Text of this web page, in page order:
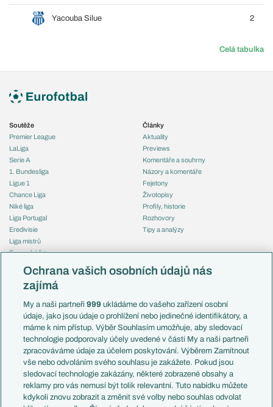
Yacouba Silue 2
Celá tabulka
Soutěže
Premier League
LaLiga
Serie A
1. Bundesliga
Ligue 1
Chance Liga
Niké liga
Liga Portugal
Eredivisie
Liga mistrů
Evropská liga
Mistrovství světa
Liga národů
Témata
Představení týmů MS
EuroSkauting
PL v kostce
Evropské koeficienty
Přestupy
Přestupové spekulace
Zranění
Články
Aktuality
Previews
Komentáře a souhrny
Názory a komentáře
Fejetony
Životopisy
Profily, historie
Rozhovory
Tipy a analýzy
Česko
Francie
Itálie
Německo
Španělsko
Argentina
Brazílie
Přestupy
Zápasy
Ochrana vašich osobních údajů nás
zajímá
My a naši partneři999 ukládáme do vašeho zařízení osobní
údaje, jako jsou údaje o prohlížení nebo jedinečné identifikátory, a
máme k nim přístup. Výběr Souhlasím umožňuje, aby sledovací
technologie podporovaly účely uvedené v části My a naši partneři
zpracováváme údaje za účelem poskytování. Výběrem Zamítnout
vše nebo odvoláním svého souhlasu je zakážete. Pokud jsou
sledovací technologie zakázány, některé zobrazené obsahy a
reklamy pro vás nemusí být tolik relevantní. Tuto nabídku můžete
kdykoli znovu zobrazit a změnit své volby nebo souhlas odvolat